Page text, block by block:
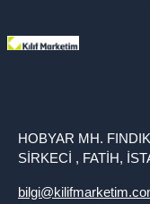
HOBYAR MH.
SİRKECİ , FATİH,